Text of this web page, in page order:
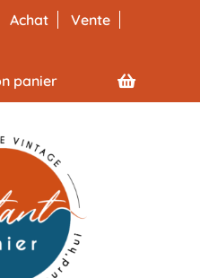
Achat
Vente
panier